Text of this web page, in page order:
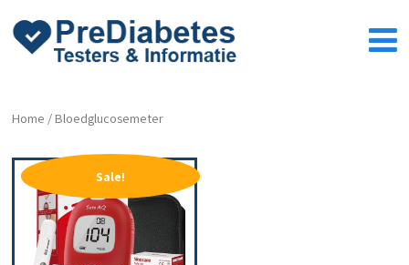
Home / Bloedglucosemeter
Sale!